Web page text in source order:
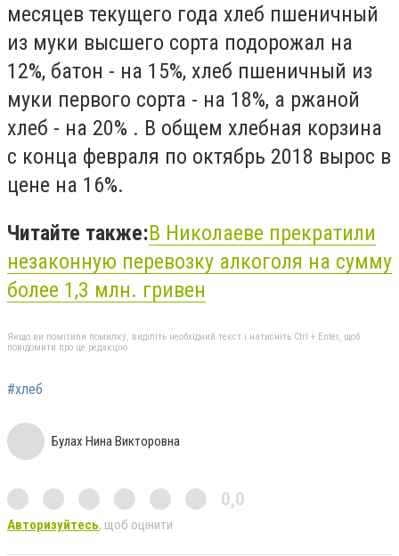
месяцев текущего года хлеб пшеничный
из муки высшего сорта подорожал на
12%, батон - на 15%, хлеб пшеничный из
муки первого сорта - на 18%, а ржаной
хлеб - на 20% . В общем хлебная корзина
с конца февраля по октябрь 2018 вырос в
цене на 16%.
Читайте также:В Николаеве прекратили
незаконную перевозку алкоголя на сумму
более 1,3 млн. гривен
Якщо ви помітили помилку, виділіть необхідний текст і натисніть Ctrl + Enter, щоб
повідомити про це редакцію
#хлеб
Булах Нина Викторовна
0,0
Авторизуйтесь, щоб оцінити